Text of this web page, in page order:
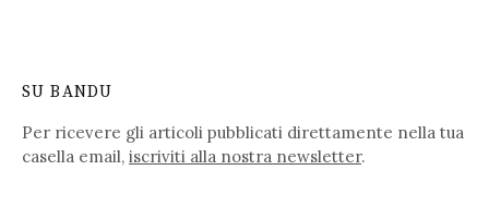
SU BANDU
Per ricevere gli articoli pubblicati direttamente nella tua
casella email, iscriviti alla nostra newsletter.